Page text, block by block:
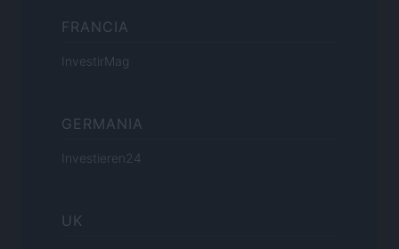
FRANCIA
InvestirMag
GERMANIA
Investieren24
UK